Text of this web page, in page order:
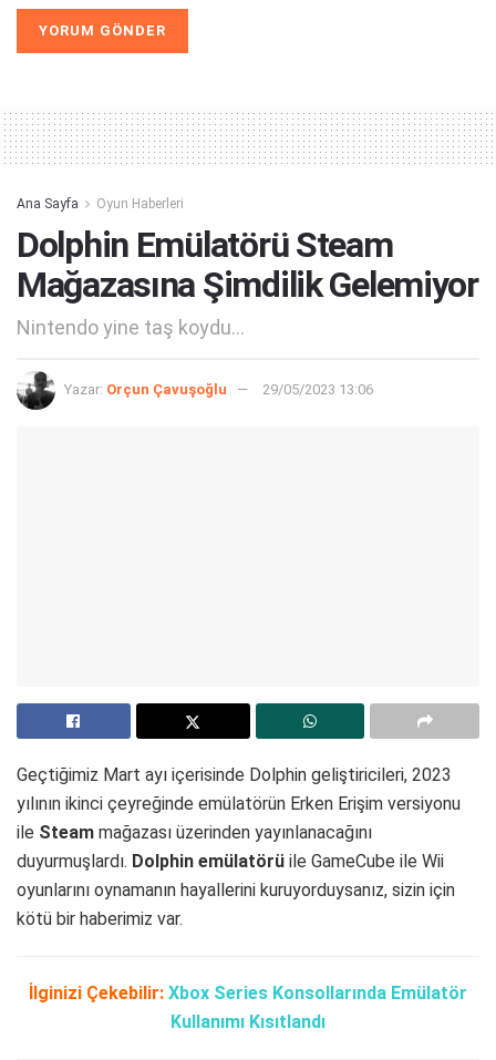
Ana Sayfa Oyun Haberleri
Dolphin Emülatörü Steam
Mağazasına Şimdilik Gelemiyor
Nintendo yine taş koydu...
Yazar: Orçun Çavuşoğlu 29/05/2023 13:06
Geçtiğimiz Mart ayı içerisinde Dolphin geliştiricileri, 2023
yılının ikinci çeyreğinde emülatörün Erken Erişim versiyonu
ile Steam mağazası üzerinden yayınlanacağını
duyurmuşlardı. Dolphin emülatörü ile GameCube ile Wii
oyunlarını oynamanın hayallerini kuruyorduysanız, sizin için
kötü bir haberimiz var.
İlginizi Çekebilir: Xbox Series Konsollarında Emülatör
Kullanımı Kısıtlandı